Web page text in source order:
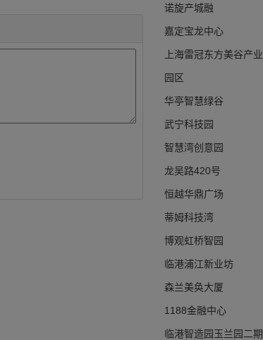
诺旋产城融
嘉定宝龙中心
上海雷冠东方美谷产业
园区
华亭智慧绿谷
武宁科技园
智慧湾创意园
龙吴路420号
恒越华鼎广场
蒂姆科技湾
博观虹桥智园
临港浦江新业坊
森兰美奂大厦
1188金融中心
临港智造园玉兰园二期